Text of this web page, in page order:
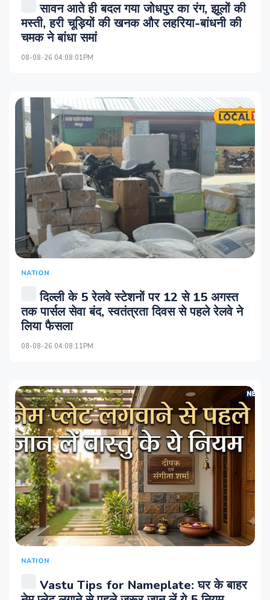
सावन आते ही बदल गया जोधपुर का रंग, झूलों की
मस्ती, हरी चूड़ियों की खनक और लहरिया-बांधनी की
चमक ने बांधा समां
08-08-26 04:08:01PM
NATION
दिल्ली के 5 रेलवे स्टेशनों पर 12 से 15 अगस्त
तक पार्सल सेवा बंद, स्वतंत्रता दिवस से पहले रेलवे ने
लिया फैसला
08-08-26 04:08:11PM
NATION
Vastu Tips for Nameplate: घर के बाहर